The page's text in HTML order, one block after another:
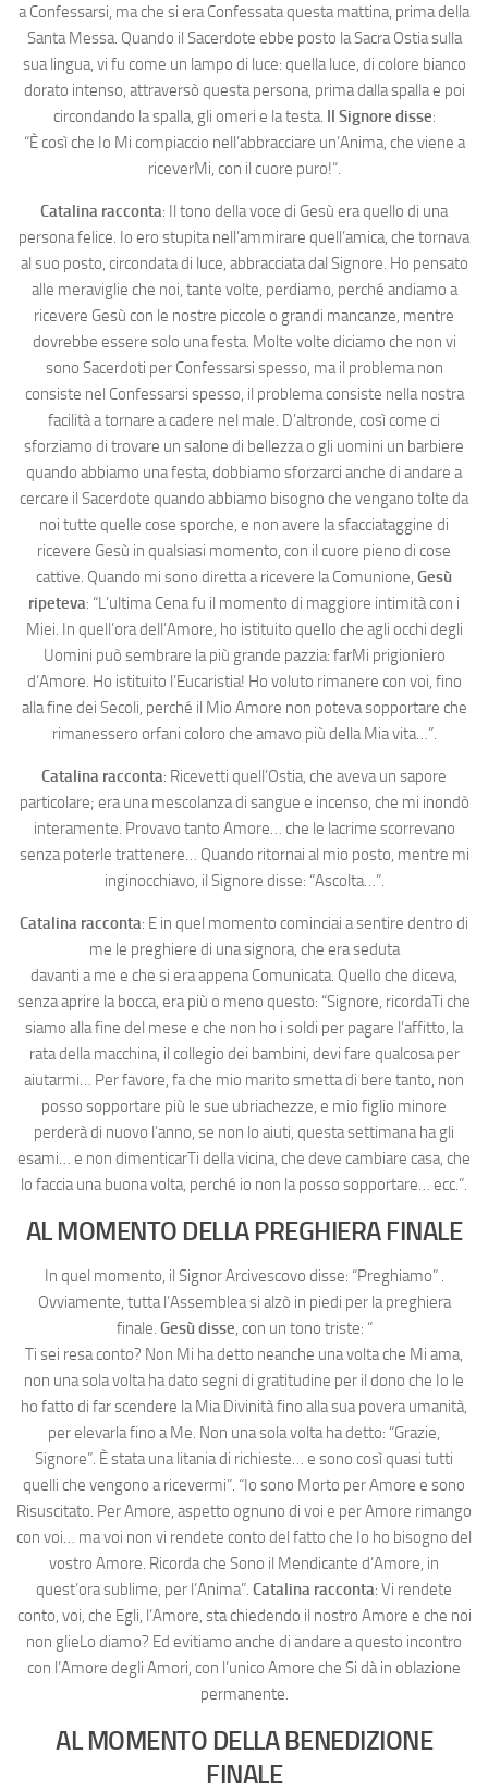
a Confessarsi, ma che si era Confessata questa mattina, prima della
Santa Messa. Quando il Sacerdote ebbe posto la Sacra Ostia sulla
sua lingua, vi fu come un lampo di luce: quella luce, di colore bianco
dorato intenso, attraversò questa persona, prima dalla spalla e poi
circondando la spalla, gli omeri e la testa. Il Signore disse:
“È così che Io Mi compiaccio nell’abbracciare un’Anima, che viene a
riceverMi, con il cuore puro!”.
Catalina racconta: Il tono della voce di Gesù era quello di una
persona felice. Io ero stupita nell’ammirare quell’amica, che tornava
al suo posto, circondata di luce, abbracciata dal Signore. Ho pensato
alle meraviglie che noi, tante volte, perdiamo, perché andiamo a
ricevere Gesù con le nostre piccole o grandi mancanze, mentre
dovrebbe essere solo una festa. Molte volte diciamo che non vi
sono Sacerdoti per Confessarsi spesso, ma il problema non
consiste nel Confessarsi spesso, il problema consiste nella nostra
facilità a tornare a cadere nel male. D’altronde, così come ci
sforziamo di trovare un salone di bellezza o gli uomini un barbiere
quando abbiamo una festa, dobbiamo sforzarci anche di andare a
cercare il Sacerdote quando abbiamo bisogno che vengano tolte da
noi tutte quelle cose sporche, e non avere la sfacciataggine di
ricevere Gesù in qualsiasi momento, con il cuore pieno di cose
cattive. Quando mi sono diretta a ricevere la Comunione, Gesù
ripeteva: “L’ultima Cena fu il momento di maggiore intimità con i
Miei. In quell’ora dell’Amore, ho istituito quello che agli occhi degli
Uomini può sembrare la più grande pazzia: farMi prigioniero
d’Amore. Ho istituito l’Eucaristia! Ho voluto rimanere con voi, fino
alla fine dei Secoli, perché il Mio Amore non poteva sopportare che
rimanessero orfani coloro che amavo più della Mia vita…”.
Catalina racconta: Ricevetti quell’Ostia, che aveva un sapore
particolare; era una mescolanza di sangue e incenso, che mi inondò
interamente. Provavo tanto Amore… che le lacrime scorrevano
senza poterle trattenere… Quando ritornai al mio posto, mentre mi
inginocchiavo, il Signore disse: “Ascolta…”.
Catalina racconta: E in quel momento cominciai a sentire dentro di
me le preghiere di una signora, che era seduta
davanti a me e che si era appena Comunicata. Quello che diceva,
senza aprire la bocca, era più o meno questo: “Signore, ricordaTi che
siamo alla fine del mese e che non ho i soldi per pagare l’affitto, la
rata della macchina, il collegio dei bambini, devi fare qualcosa per
aiutarmi… Per favore, fa che mio marito smetta di bere tanto, non
posso sopportare più le sue ubriachezze, e mio figlio minore
perderà di nuovo l’anno, se non lo aiuti, questa settimana ha gli
esami… e non dimenticarTi della vicina, che deve cambiare casa, che
lo faccia una buona volta, perché io non la posso sopportare… ecc.”.
AL MOMENTO DELLA PREGHIERA FINALE
In quel momento, il Signor Arcivescovo disse: “Preghiamo” .
Ovviamente, tutta l’Assemblea si alzò in piedi per la preghiera
finale. Gesù disse, con un tono triste: “
Ti sei resa conto? Non Mi ha detto neanche una volta che Mi ama,
non una sola volta ha dato segni di gratitudine per il dono che Io le
ho fatto di far scendere la Mia Divinità fino alla sua povera umanità,
per elevarla fino a Me. Non una sola volta ha detto: “Grazie,
Signore”. È stata una litania di richieste… e sono così quasi tutti
quelli che vengono a ricevermi”. “Io sono Morto per Amore e sono
Risuscitato. Per Amore, aspetto ognuno di voi e per Amore rimango
con voi… ma voi non vi rendete conto del fatto che Io ho bisogno del
vostro Amore. Ricorda che Sono il Mendicante d’Amore, in
quest’ora sublime, per l’Anima”. Catalina racconta: Vi rendete
conto, voi, che Egli, l’Amore, sta chiedendo il nostro Amore e che noi
non glieLo diamo? Ed evitiamo anche di andare a questo incontro
con l’Amore degli Amori, con l’unico Amore che Si dà in oblazione
permanente.
AL MOMENTO DELLA BENEDIZIONE
FINALE